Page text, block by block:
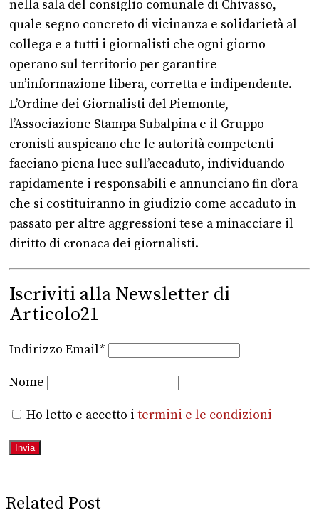
nella sala del consiglio comunale di Chivasso,
quale segno concreto di vicinanza e solidarietà al
collega e a tutti i giornalisti che ogni giorno
operano sul territorio per garantire
un’informazione libera, corretta e indipendente.
L’Ordine dei Giornalisti del Piemonte,
l’Associazione Stampa Subalpina e il Gruppo
cronisti auspicano che le autorità competenti
facciano piena luce sull’accaduto, individuando
rapidamente i responsabili e annunciano fin d’ora
che si costituiranno in giudizio come accaduto in
passato per altre aggressioni tese a minacciare il
diritto di cronaca dei giornalisti.
Iscriviti alla Newsletter di
Articolo21
Indirizzo Email*
Nome
Ho letto e accetto i termini e le condizioni
Related Post